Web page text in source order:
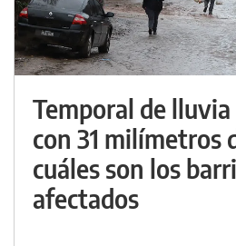
Temporal de
con 31 milímetros
cuáles son los
afectados